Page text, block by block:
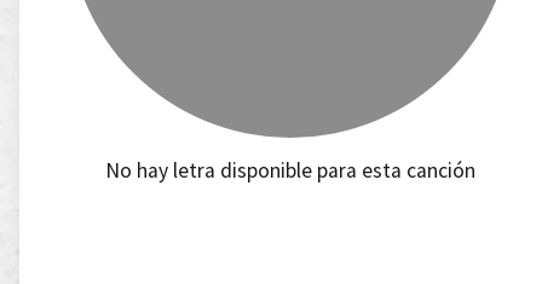
No hay letra disponible para esta canción